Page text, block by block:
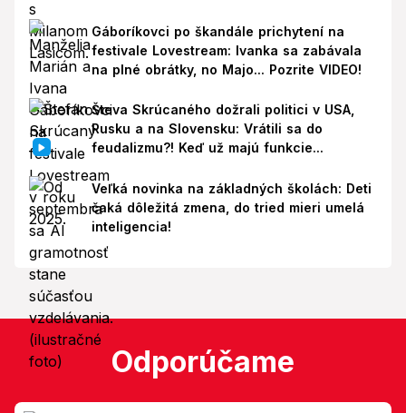
Gáboríkovci po škandále prichytení na
festivale Lovestream: Ivanka sa zabávala
na plné obrátky, no Majo... Pozrite VIDEO!
Števa Skrúcaného dožrali politici v USA,
Rusku a na Slovensku: Vrátili sa do
feudalizmu?! Keď už majú funkcie...
Veľká novinka na základných školách: Deti
čaká dôležitá zmena, do tried mieri umelá
inteligencia!
Odporúčame